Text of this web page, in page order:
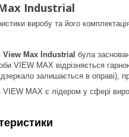
Industrial
виробу та його
View Max Industrial була
VIEW MAX відрізняється
залишається в оправі),
VIEW MAX є лідером у сфері